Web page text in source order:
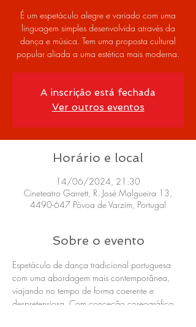
É um espetáculo alegre e variado com uma
linguagem simples desenvolvida através da
dança e música. Tem uma proposta cultural
popular aliada a uma estética mais moderna.
A inscrição está fechada
Ver outros eventos
Horário e local
14/06/2024, 21:30
Cineteatro Garrett, R. José Malgueira 13,
4490-647 Póvoa de Varzim, Portugal
Sobre o evento
Espetáculo de dança tradicional portuguesa
com uma abordagem mais contemporânea,
viajando no tempo de forma coerente e
despretensiosa. Com conceção coreográfica